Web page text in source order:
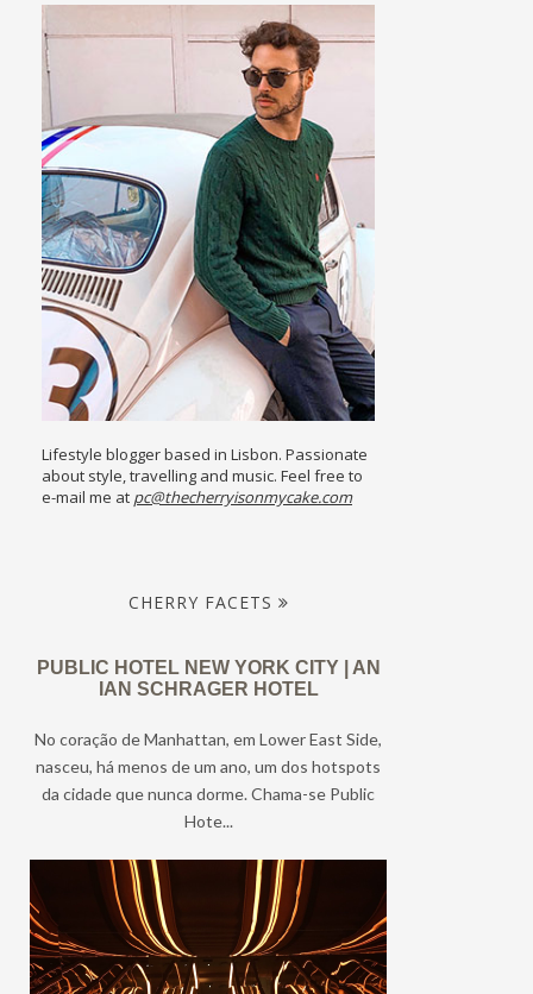
Lifestyle blogger based in Lisbon. Passionate
about style, travelling and music. Feel free to
e-mail me at pc@thecherryisonmycake.com
CHERRY FACETS
PUBLIC HOTEL NEW YORK CITY | AN
IAN SCHRAGER HOTEL
No coração de Manhattan, em Lower East Side,
nasceu, há menos de um ano, um dos hotspots
da cidade que nunca dorme. Chama-se Public
Hote...